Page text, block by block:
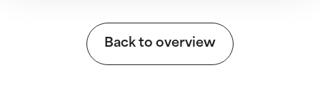
Back to overview